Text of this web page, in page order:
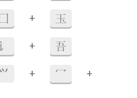
囗 + 玉
+ 吾
⺍ + 冖 +